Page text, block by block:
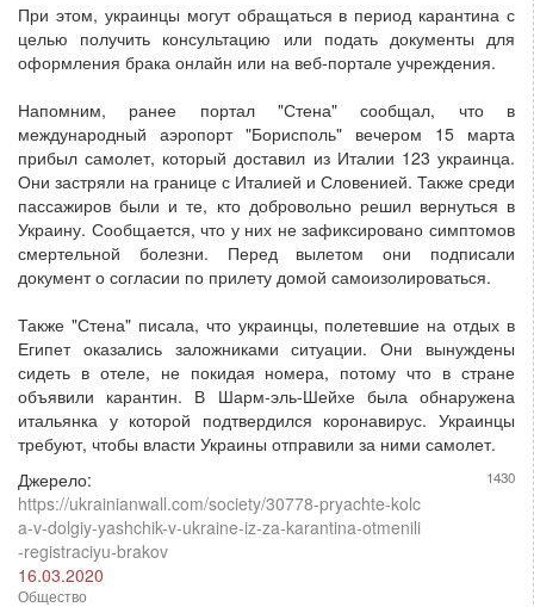
При этом, украинцы могут обращаться в период карантина с
целью получить консультацию или подать документы для
оформления брака онлайн или на веб-портале учреждения.
Напомним, ранее портал "Стена" сообщал, что в
международный аэропорт "Борисполь" вечером 15 марта
прибыл самолет, который доставил из Италии 123 украинца.
Они застряли на границе с Италией и Словенией. Также среди
пассажиров были и те, кто добровольно решил вернуться в
Украину. Сообщается, что у них не зафиксировано симптомов
смертельной болезни. Перед вылетом они подписали
документ о согласии по прилету домой самоизолироваться.
Также "Стена" писала, что украинцы, полетевшие на отдых в
Египет оказались заложниками ситуации. Они вынуждены
сидеть в отеле, не покидая номера, потому что в стране
объявили карантин. В Шарм-эль-Шейхе была обнаружена
итальянка у которой подтвердился коронавирус. Украинцы
требуют, чтобы власти Украины отправили за ними самолет.
Джерело:
https://ukrainianwall.com/society/30778-pryachte-kolc
a-v-dolgiy-yashchik-v-ukraine-iz-za-karantina-otmenili
-registraciyu-brakov
1430
16.03.2020
Общество